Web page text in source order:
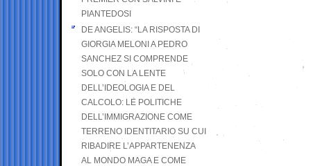
PIANTEDOSI
DE ANGELIS: “LA RISPOSTA DI
GIORGIA MELONI A PEDRO
SANCHEZ SI COMPRENDE
SOLO CON LA LENTE
DELL’IDEOLOGIA E DEL
CALCOLO: LE POLITICHE
DELL’IMMIGRAZIONE COME
TERRENO IDENTITARIO SU CUI
RIBADIRE L’APPARTENENZA
AL MONDO MAGA E COME